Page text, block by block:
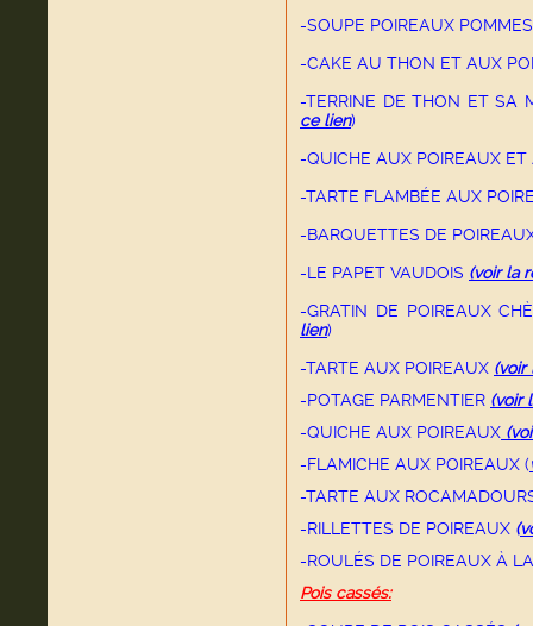
-SOUPE POIREAUX
-CAKE AU THON ET AUX
-TERRINE DE THON ET SA
ce lien)
-QUICHE AUX POIREAUX
-TARTE FLAMBÉE AUX
-BARQUETTES DE
-LE PAPET VAUDOIS (voir la
-GRATIN DE POIREAUX
lien)
-TARTE AUX POIREAUX (voir
-POTAGE PARMENTIER (voir
-QUICHE AUX POIREAUX
-FLAMICHE AUX POIREAUX (
-TARTE AUX
-RILLETTES DE POIREAUX (
-ROULÉS DE POIREAUX À
Pois cassés: